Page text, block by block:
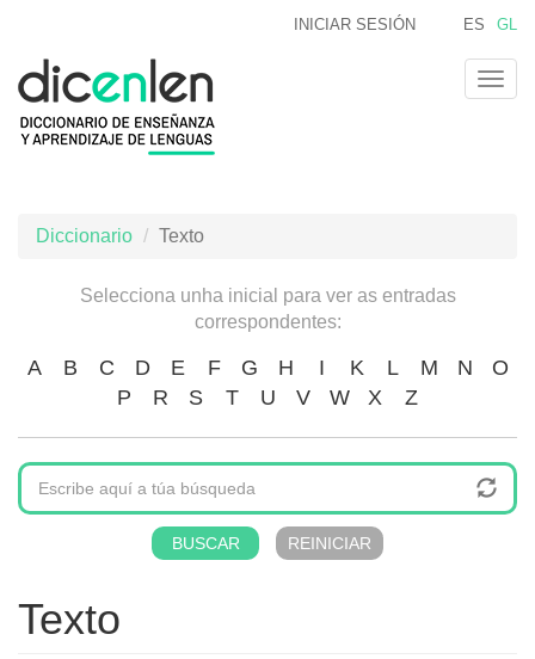
contido
principal
ES GL
INICIAR SESIÓN
Diccionario Texto
Selecciona unha inicial para ver as entradas
correspondentes:
A B C D E F G H I K L M N
O
P
R S T U V W X Z
Texto